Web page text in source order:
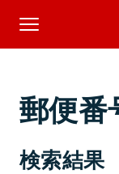
郵便番
検索結果